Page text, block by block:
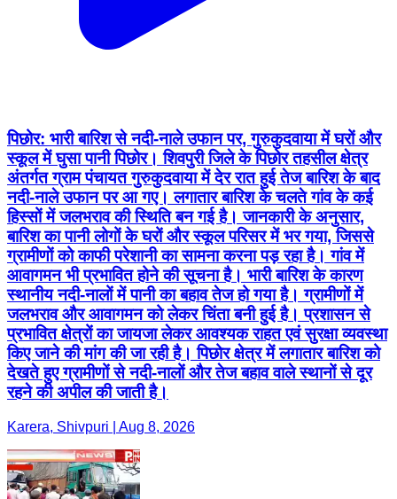
पिछोर: भारी बारिश से नदी-नाले उफान पर, गुरुकुदवाया में घरों और
स्कूल में घुसा पानी पिछोर। शिवपुरी जिले के पिछोर तहसील क्षेत्र
अंतर्गत ग्राम पंचायत गुरुकुदवाया में देर रात हुई तेज बारिश के बाद
नदी-नाले उफान पर आ गए। लगातार बारिश के चलते गांव के कई
हिस्सों में जलभराव की स्थिति बन गई है। जानकारी के अनुसार,
बारिश का पानी लोगों के घरों और स्कूल परिसर में भर गया, जिससे
ग्रामीणों को काफी परेशानी का सामना करना पड़ रहा है। गांव में
आवागमन भी प्रभावित होने की सूचना है। भारी बारिश के कारण
स्थानीय नदी-नालों में पानी का बहाव तेज हो गया है। ग्रामीणों में
जलभराव और आवागमन को लेकर चिंता बनी हुई है। प्रशासन से
प्रभावित क्षेत्रों का जायजा लेकर आवश्यक राहत एवं सुरक्षा व्यवस्था
किए जाने की मांग की जा रही है। पिछोर क्षेत्र में लगातार बारिश को
देखते हुए ग्रामीणों से नदी-नालों और तेज बहाव वाले स्थानों से दूर
रहने की अपील की जाती है।
Karera, Shivpuri | Aug 8, 2026